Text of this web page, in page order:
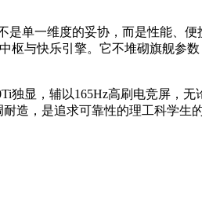
是单一维度的妥协，而是性能、
枢与快乐引擎。它不堆砌旗舰参
独显，辅以165Hz高刷电竞屏，无
造，是追求可靠性的理工科学生